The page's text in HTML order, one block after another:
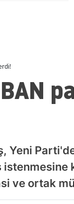
ve ortak